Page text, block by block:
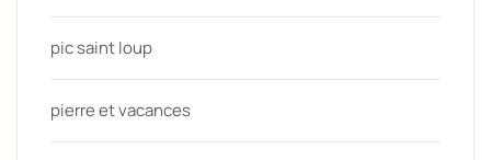
pic saint loup
pierre et vacances